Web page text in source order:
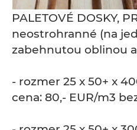
PALETOVÉ DOSKY,
neostrohranné (na
zabehnutou oblinou a
- rozmer 25 x 50+ x
cena: 80,- EUR/m3